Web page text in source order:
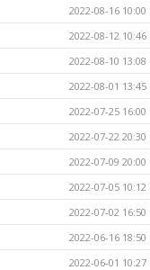
2022-08-16 10:00
2022-08-12 10:46
2022-08-10 13:08
2022-08-01 13:45
2022-07-25 16:00
2022-07-22 20:30
2022-07-09 20:00
2022-07-05 10:12
2022-07-02 16:50
2022-06-16 18:50
2022-06-01 10:27